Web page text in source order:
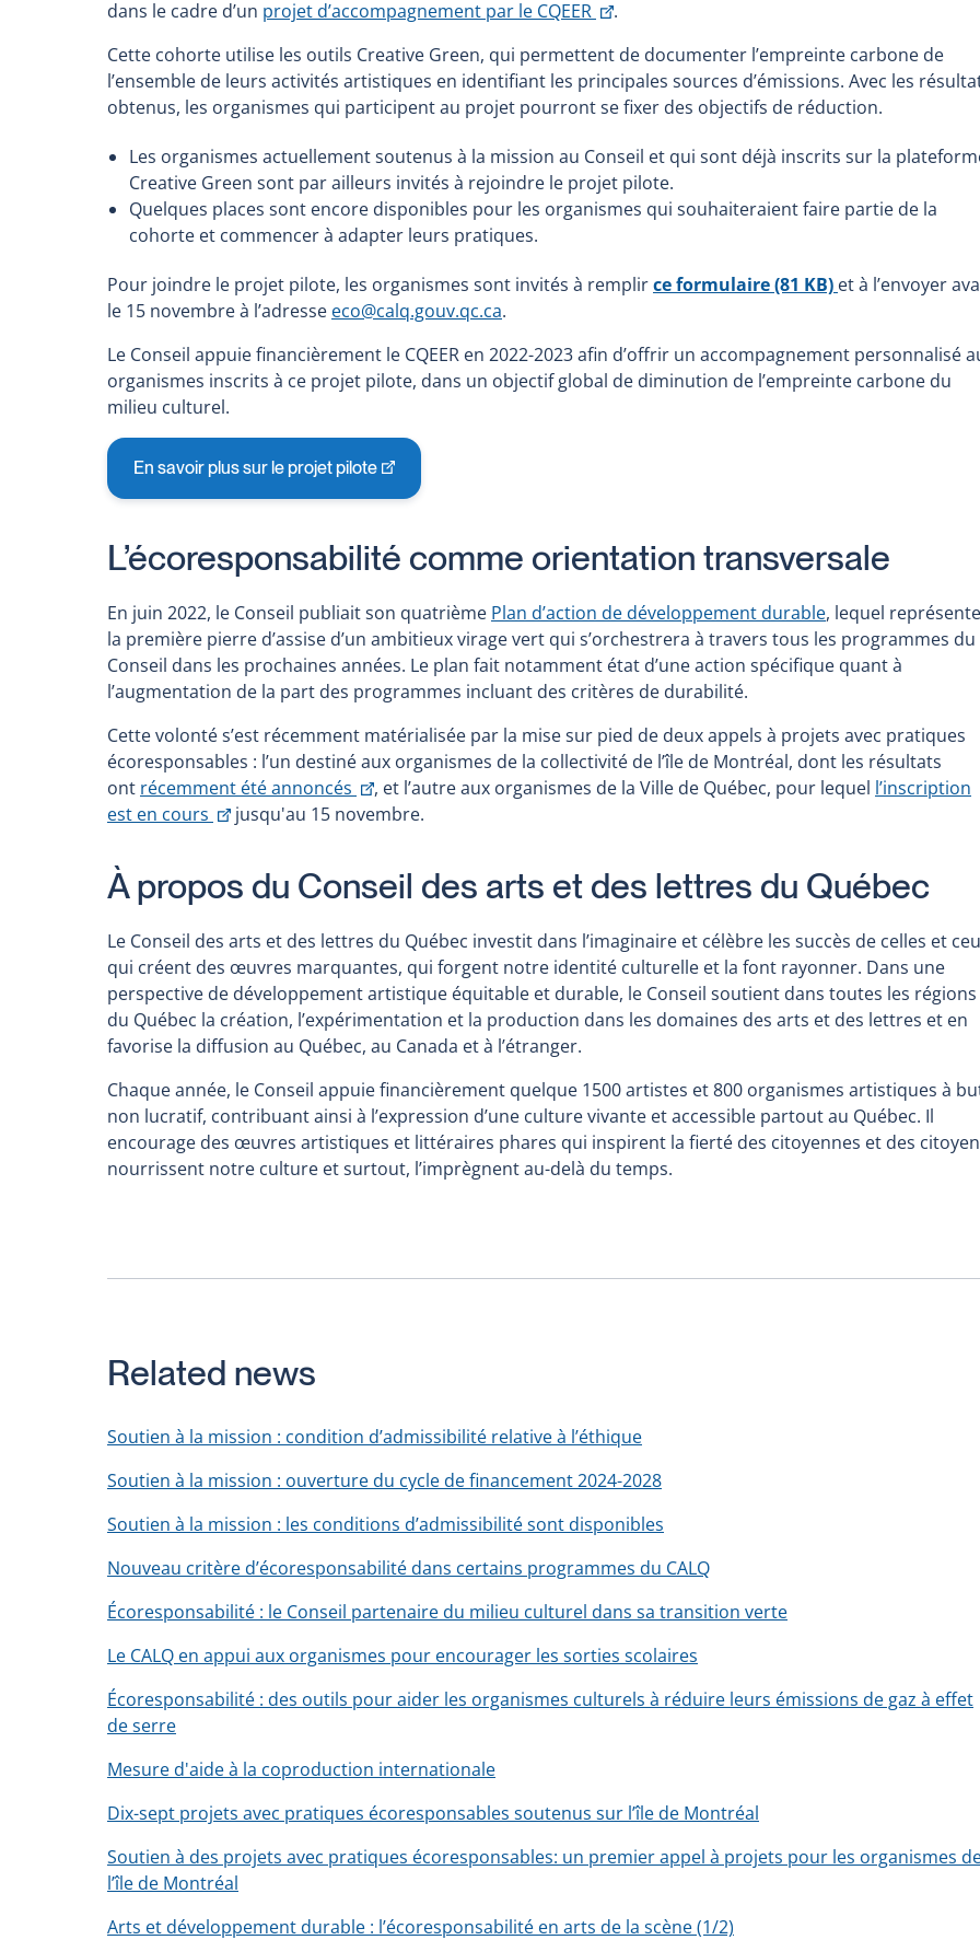
dans le cadre d’un projet d’accompagnement par le CQEER
This
will
open
in
new
window
.
Cette cohorte utilise les outils Creative Green, qui permettent de documenter l’empreinte carbone de
l’ensemble de leurs activités artistiques en identifiant les principales sources d’émissions. Avec les
obtenus, les organismes qui participent au projet pourront se fixer des objectifs de réduction.
Les organismes actuellement soutenus à la mission au Conseil et qui sont déjà inscrits sur la
Creative Green sont par ailleurs invités à rejoindre le projet pilote.
Quelques places sont encore disponibles pour les organismes qui souhaiteraient faire partie de la
cohorte et commencer à adapter leurs pratiques.
Pour joindre le projet pilote, les organismes sont invités à remplirce formulaire(81 KB) et à l’envoyer
le 15 novembre à l’adresse eco@calq.gouv.qc.ca.
Le Conseil appuie financièrement le CQEER en 2022-2023 afin d’offrir un accompagnement personnalisé
organismes inscrits à ce projet pilote, dans un objectif global de diminution de l’empreinte carbone du
milieu culturel.
En savoir plus sur le projet pilote
This
link
open
a
new
window
L’écoresponsabilité comme orientation transversale
En juin 2022, le Conseil publiait son quatrième Plan d’action de développement durable, lequel représente
la première pierre d’assise d’un ambitieux virage vert qui s’orchestrera à travers tous les programmes du
Conseil dans les prochaines années. Le plan fait notamment état d’une action spécifique quant à
l’augmentation de la part des programmes incluant des critères de durabilité.
Cette volonté s’est récemment matérialisée par la mise sur pied de deux appels à projets avec pratiques
écoresponsables : l’un destiné aux organismes de la collectivité de l’île de Montréal, dont les résultats
ont récemment été annoncés
This
link
in
new
window
, et l’autre aux organismes de la Ville de Québec, pour lequel l’inscription
est en cours
This
open
a
new
window
jusqu'au 15 novembre.
À propos du Conseil des arts et des lettres du Québec
Le Conseil des arts et des lettres du Québec investit dans l’imaginaire et célèbre les succès de celles et
qui créent des œuvres marquantes, qui forgent notre identité culturelle et la font rayonner. Dans une
perspective de développement artistique équitable et durable, le Conseil soutient dans toutes les régions
du Québec la création, l’expérimentation et la production dans les domaines des arts et des lettres et en
favorise la diffusion au Québec, au Canada et à l’étranger.
Chaque année, le Conseil appuie financièrement quelque 1500 artistes et 800 organismes artistiques à
non lucratif, contribuant ainsi à l’expression d’une culture vivante et accessible partout au Québec. Il
encourage des œuvres artistiques et littéraires phares qui inspirent la fierté des citoyennes et des
nourrissent notre culture et surtout, l’imprègnent au-delà du temps.
Related news
Soutien à la mission : condition d’admissibilité relative à l’éthique
Soutien à la mission : ouverture du cycle de financement 2024-2028
Soutien à la mission : les conditions d’admissibilité sont disponibles
Nouveau critère d’écoresponsabilité dans certains programmes du CALQ
Écoresponsabilité : le Conseil partenaire du milieu culturel dans sa transition verte
Le CALQ en appui aux organismes pour encourager les sorties scolaires
Écoresponsabilité : des outils pour aider les organismes culturels à réduire leurs émissions de gaz à effet
de serre
Mesure d'aide à la coproduction internationale
Dix-sept projets avec pratiques écoresponsables soutenus sur l’île de Montréal
Soutien à des projets avec pratiques écoresponsables: un premier appel à projets pour les organismes
l’île de Montréal
Arts et développement durable : l’écoresponsabilité en arts de la scène (1/2)